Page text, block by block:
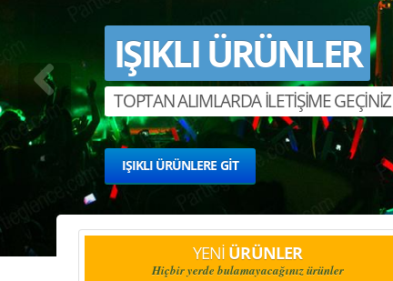
IŞIKLI ÜRÜNLER
TOPTAN ALIMLARDA İLETİŞİME GEÇİNİZ
IŞIKLI ÜRÜNLERE GİT
YENİ ÜRÜNLER
Hiçbir yerde bulamayacağınız ürünler